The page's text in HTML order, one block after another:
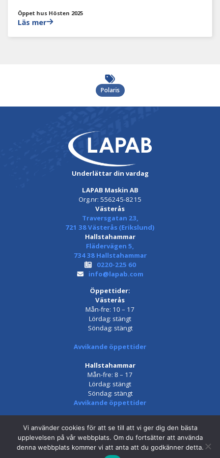
Öppet hus Hösten 2025
Läs mer
Polaris
Underlättar din vardag
LAPAB Maskin AB
Org.nr: 556245-8215
Västerås
Traversgatan 23,
721 38 Västerås (Erikslund)
Hallstahammar
Flädervägen 5,
734 38 Hallstahammar
0220-225 60
info@lapab.com
Öppettider:
Västerås
Mån-fre: 10 – 17
Lördag: stängt
Söndag: stängt
Avvikande öppettider
Hallstahammar
Mån-fre: 8 – 17
Lördag: stängt
Söndag: stängt
Avvikande öppettider
This site is protected by reCAPTCHA and the GooglePrivacy Policy
andTerms of Service apply.
Producerad avQuickNet
Vi använder cookies för att se till att vi ger dig den bästa
upplevelsen på vår webbplats. Om du fortsätter att använda
denna webbplats kommer vi att anta att du godkänner detta.